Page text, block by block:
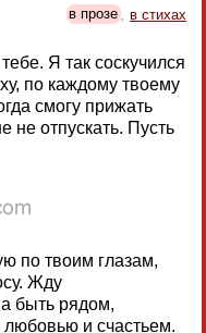
в прозе в стихах
Я так соскучился
по каждому твоему
смогу прижать
не отпускать. Пусть
по твоим глазам,
Жду
быть рядом,
и счастьем.